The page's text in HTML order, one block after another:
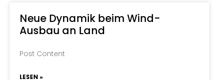
Neue Dynamik beim Wind-
Ausbau an Land
Post Content
LESEN »